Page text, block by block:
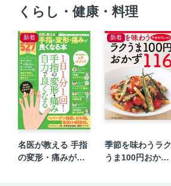
くらし・健康・料理
新着
名医が教える 手指
の変形・痛みが良
新着
季節を味わうラク
うま100円おかず1